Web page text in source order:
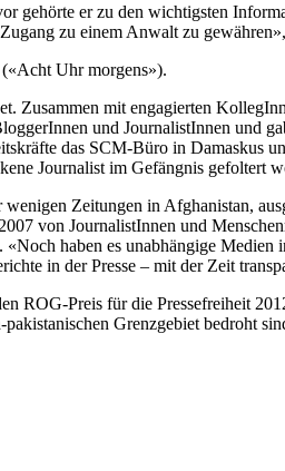
gehörte er zu den wichtigsten
zu einem Anwalt zu
(«Acht Uhr morgens»).
Zusammen mit engagierten
und JournalistInnen und
das SCM-Büro in
Journalist im Gefängnis gefoltert
wenigen Zeitungen in Afghanistan,
von JournalistInnen und
haben es unabhängige Medien
in der Presse – mit der Zeit
ROG-Preis für die Pressefreiheit
Grenzgebiet bedroht